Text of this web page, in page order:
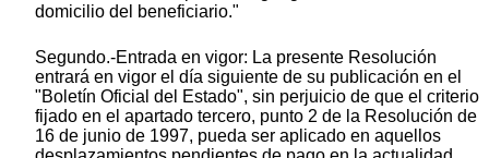
domicilio del beneficiario."
Segundo.-Entrada en vigor: La presente Resolución
entrará en vigor el día siguiente de su publicación en el
"Boletín Oficial del Estado", sin perjuicio de que el criterio
fijado en el apartado tercero, punto 2 de la Resolución de
16 de junio de 1997, pueda ser aplicado en aquellos